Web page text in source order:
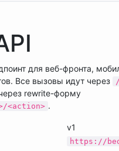
для веб-фронта,
Все вызовы идут через
rewrite-форму
<action> .
v1
https://